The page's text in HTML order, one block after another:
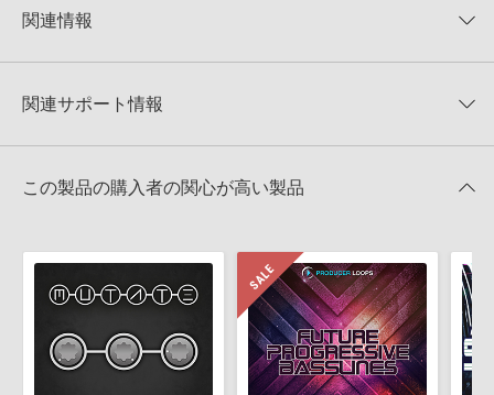
★5
★4
★1
0%
KONTAKTフォーマットは、
でお使いいただけます。無償版のKONTAKT PLAYERではお使いい
4GBを超えるデータに関するご注意：
FAT32でフォーマットされた
きます際には、NTFSやHFS＋でフォーマットされたHDDをご用意
いただく必要がございます。
知らせするメールの2通が送信されます。メールに記載されており
ます説明に沿って、製品のダウンロード／導入を行って下さい。
サンプルパック製品には、原則として日本語版操作マニュアルをご
用意しておりません。ご購入後のご不明点や詳細に関するお問い合
わせなどはテクニカルサポート
までご連絡ください。
デモソングは、製品収録サウンドを使ってできることを紹介するた
関連情報
JACKIN BASS HOUSEのサポート情報
関連サポート情報
2022.06.06
おります。ご覧頂くには、該当する製品をご購入頂く必要がございます。
JACKIN BASS HOUSEのサポート情報
この製品の購入者の関心が高い製品